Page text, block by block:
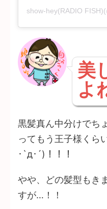
美
よ
黒髪真ん中分けでち
ってもう王子様くら
･`д･´)！！！
やや、どの髪型もき
すが…！！